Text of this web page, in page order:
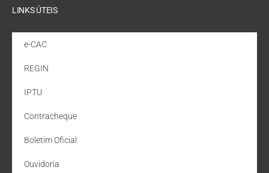
LINKS ÚTEIS
e-CAC
REGIN
IPTU
Contracheque
Boletim Oficial
Ouvidoria